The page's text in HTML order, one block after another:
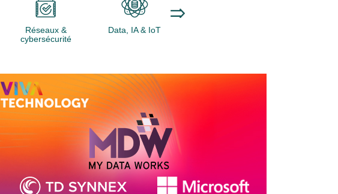
Réseaux &
cybersécurité
Data, IA & IoT